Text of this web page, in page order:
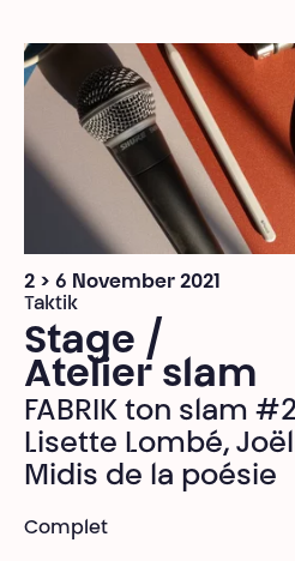
2 > 6 November 2021
Taktik
Stage /
Atelier slam
FABRIK ton slam #2
Lisette Lombé,
Midis de la poésie
Complet